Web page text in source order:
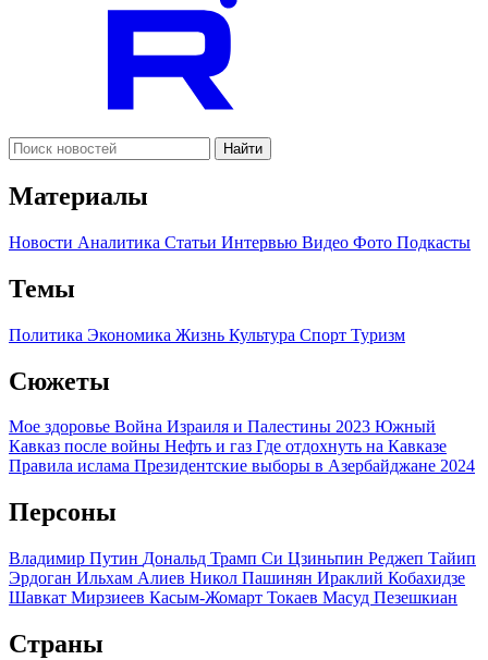
Найти
Материалы
Новости Аналитика Статьи Интервью Видео Фото Подкасты
Темы
Политика Экономика Жизнь Культура Спорт Туризм
Сюжеты
Мое здоровье Война Израиля и Палестины 2023 Южный
Кавказ после войны Нефть и газ Где отдохнуть на Кавказе
Правила ислама Президентские выборы в Азербайджане 2024
Персоны
Владимир Путин Дональд Трамп Си Цзиньпин Реджеп Тайип
Эрдоган Ильхам Алиев Никол Пашинян Ираклий Кобахидзе
Шавкат Мирзиеев Касым-Жомарт Токаев Масуд Пезешкиан
Страны